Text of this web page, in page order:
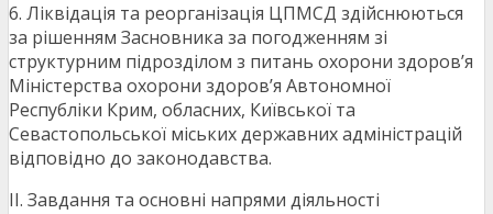
6. Ліквідація та реорганізація ЦПМСД здійснюються
за рішенням Засновника за погодженням зі
структурним підрозділом з питань охорони здоров’я
Міністерства охорони здоров’я Автономної
Республіки Крим, обласних, Київської та
Севастопольської міських державних адміністрацій
відповідно до законодавства.
ІІ. Завдання та основні напрями діяльності